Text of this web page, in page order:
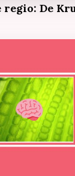
De